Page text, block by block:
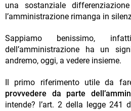
una sostanziale
l’amministrazione rimanga in
Sappiamo benissimo,
dell’amministrazione ha un
andremo, oggi, a vedere insieme.
Il primo riferimento utile da
provvedere da parte
intende? l’art. 2 della legge 241